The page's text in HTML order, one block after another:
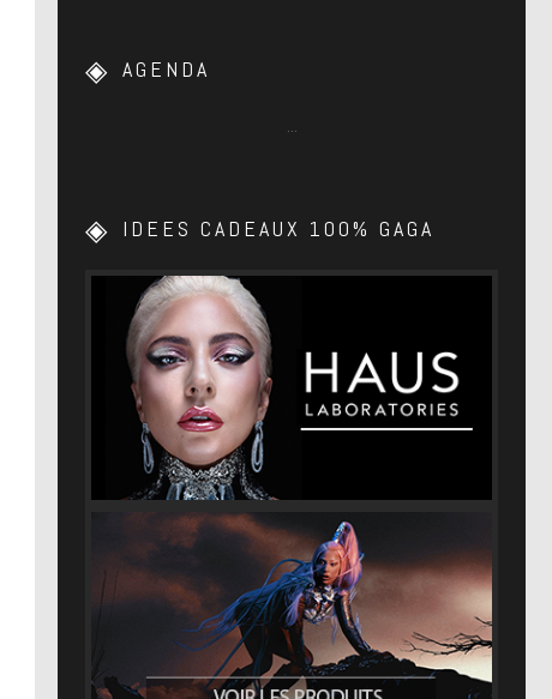
AGENDA
IDEES CADEAUX 100% GAGA